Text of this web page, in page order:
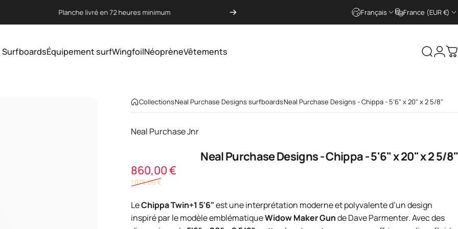
Paye ta planche en 3 fois sans frais supplémentaire via Klarna Français France (EUR €)
SurfboardsÉquipement surfWingfoilNéoprèneVêtements
CollectionsNeal Purchase Designs surfboardsNeal Purchase Designs - Chippa - 5'6" x 20" x 2 5/8"
Neal Purchase Jnr
NealPurchaseDesigns-Chippa-5'6"x20"x25/8"
Prix promotionnel
860,00 €Prix habituel
1.075,00 €
LeChippa Twin+1 5'6"est une interprétation moderne et polyvalente d’un design
inspiré par le modèle emblématiqueWidow Maker Gunde Dave Parmenter. Avec des